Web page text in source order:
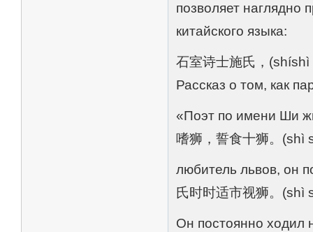
позволяет наглядно
китайского языка:
石室诗士施氏，
Рассказ о том, как
«Поэт по имени Ши
嗜狮，誓食十狮。(shì
любитель львов, он
氏时时适市视狮。
Он постоянно ходил